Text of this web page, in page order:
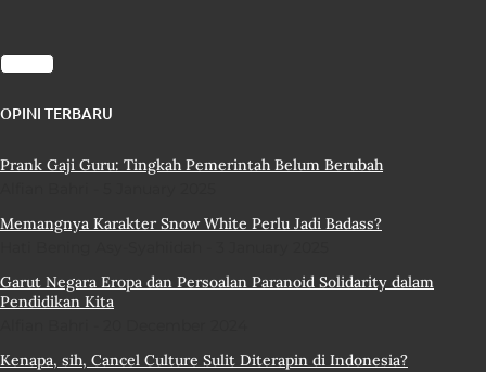
OPINI TERBARU
Prank Gaji Guru: Tingkah Pemerintah Belum Berubah
Memangnya Karakter Snow White Perlu Jadi Badass?
Garut Negara Eropa dan Persoalan Paranoid Solidarity dalam
Pendidikan Kita
Kenapa, sih, Cancel Culture Sulit Diterapin di Indonesia?